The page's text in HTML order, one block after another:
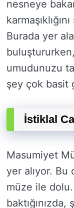
nesneye
Burada yer
umudunuzu
şey çok basit
İstiklal
Masumiyet
yer alıyor.
müze ile